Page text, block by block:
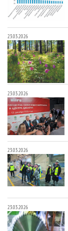
23.03.2026
23.03.2026
23.03.2026
23.03.2026